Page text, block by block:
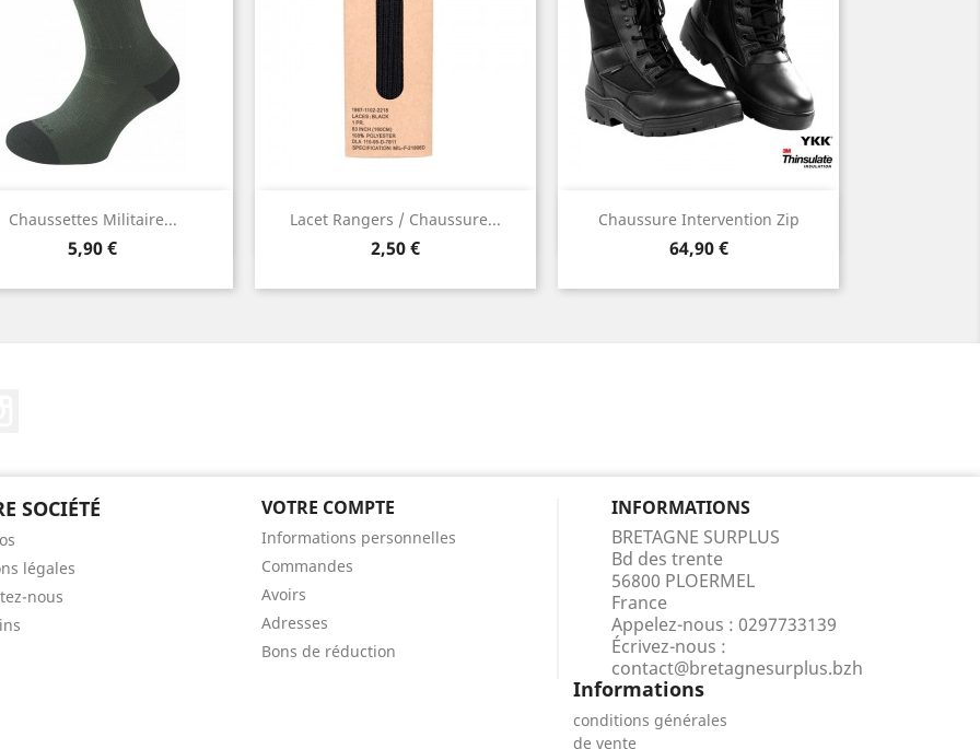
Chaussettes Militaire...
Prix
5,90 €
Aperçu rapide Lacet Rangers / Chaussure...
Prix
2,50 €
Aperçu rapide Chaussure Intervention Zip
Prix
64,90 €
Aperçu rapide
SOCIÉTÉ
légales
nous
VOTRE COMPTE
Informations personnelles
Commandes
Avoirs
Adresses
Bons de réduction
INFORMATIONS
BRETAGNE SURPLUS
Bd des trente
56800 PLOERMEL
France
Appelez-nous : 0297733139
Écrivez-nous :
contact@bretagnesurplus.bzh
Informations
conditions générales
de vente